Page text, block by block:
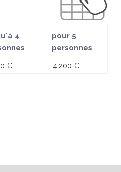
4
pour 5
personnes
€ 4.200 €